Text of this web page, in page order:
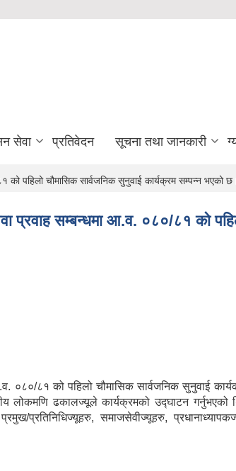
सेवा प्रतिवेदन सूचना तथा जानकारी
पहिलो चौमासिक सार्वजनिक सुनुवाई कार्यक्रम सम्पन्न भएको
सम्बन्धमा आ.व. ०८०/८१ को
८१ को पहिलो चौमासिक सार्वजनिक सुनुवाई
ढकालज्यूले कार्यक्रमको उद्घाटन गर्नुभएको
प्रतिनिधिज्यूहरु, समाजसेवीज्यूहरु,